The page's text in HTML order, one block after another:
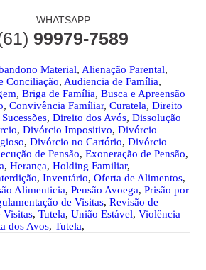
WHATSAPP
99979-7589
Material,Alienação Parental,
Conciliação,Audiencia de Família,
,Briga de Família,Busca e Apreensão
,Convivência Famíliar,Curatela,Direito
,Direito dos Avós,Dissolução
,Divórcio Impositivo,Divórcio
,Divórcio no Cartório,Divórcio
de Pensão,Exoneração de Pensão,
,Herança,Holding Familiar,
,Inventário,Oferta de Alimentos,
Alimenticia,Pensão Avoega,Prisão por
de Visitas,Revisão de
Visitas,Tutela,União Estável,Violência
dos Avos,Tutela,